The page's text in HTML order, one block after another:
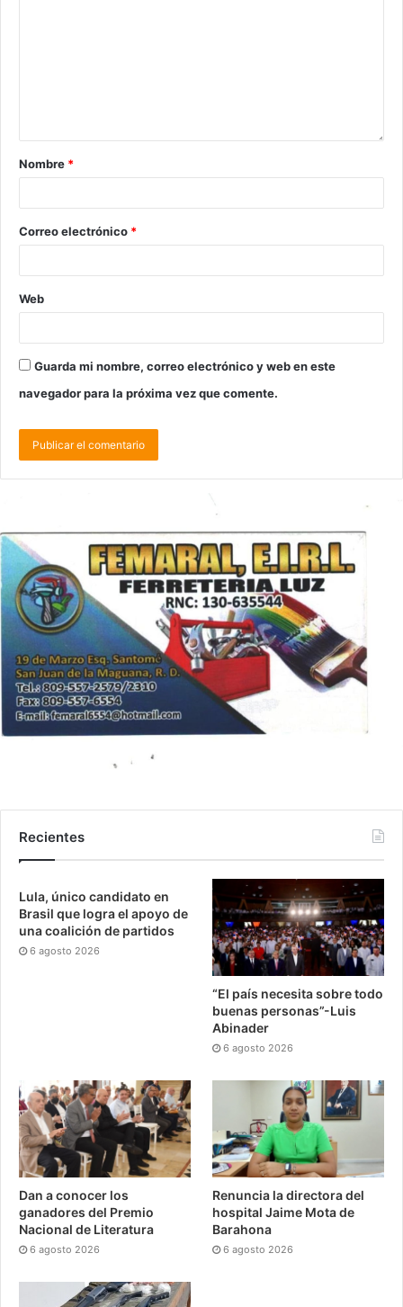
Nombre *
Correo electrónico *
Web
Guarda mi nombre, correo electrónico y web en este
navegador para la próxima vez que comente.
Recientes
Lula, único candidato en
Brasil que logra el apoyo de
una coalición de partidos
6 agosto 2026
“El país necesita sobre todo
buenas personas”-Luis
Abinader
6 agosto 2026
Dan a conocer los
ganadores del Premio
Nacional de Literatura
6 agosto 2026
Renuncia la directora del
hospital Jaime Mota de
Barahona
6 agosto 2026